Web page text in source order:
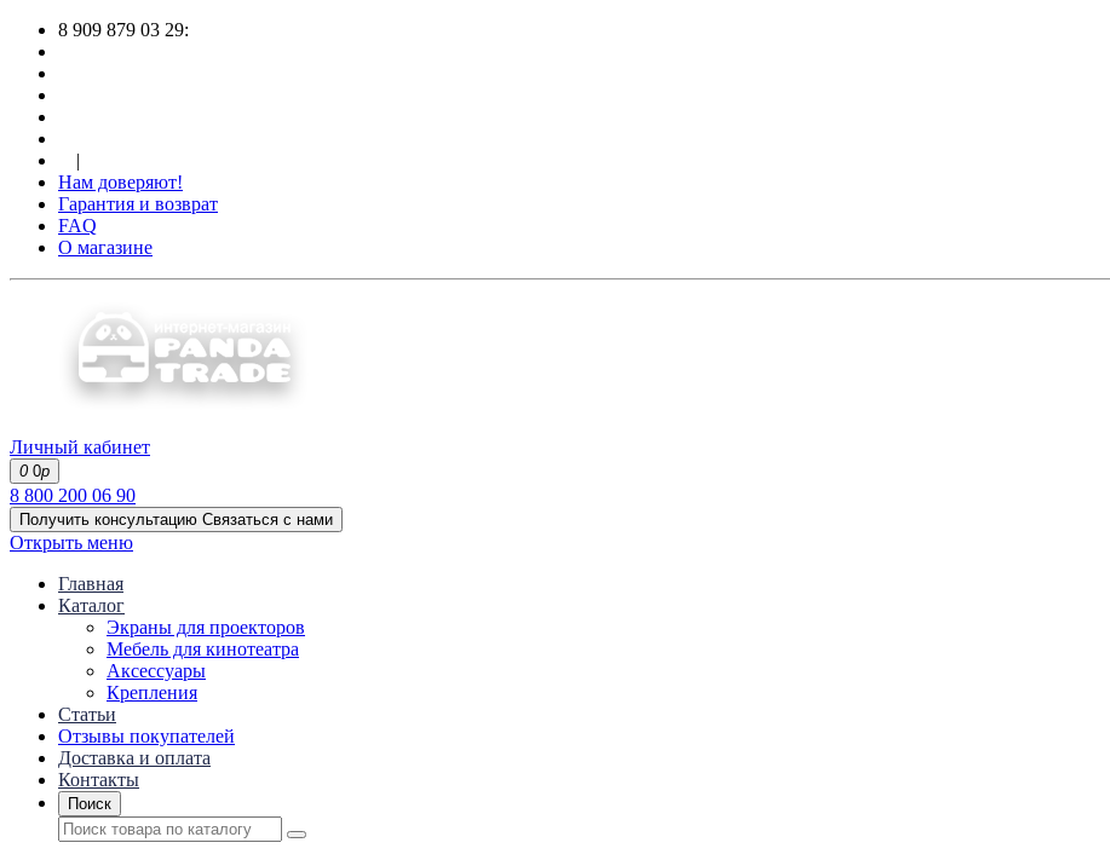
8 909 879 03 29:
|
Нам доверяют!
Гарантия и возврат
FAQ
О магазине
Личный кабинет
0 0р
8 800 200 06 90
Получить консультацию Связаться с нами
Открыть меню
Главная
Каталог
Экраны для проекторов
Mебель для кинотеатра
Аксессуары
Крепления
Статьи
Отзывы покупателей
Доставка и оплата
Контакты
Поиск